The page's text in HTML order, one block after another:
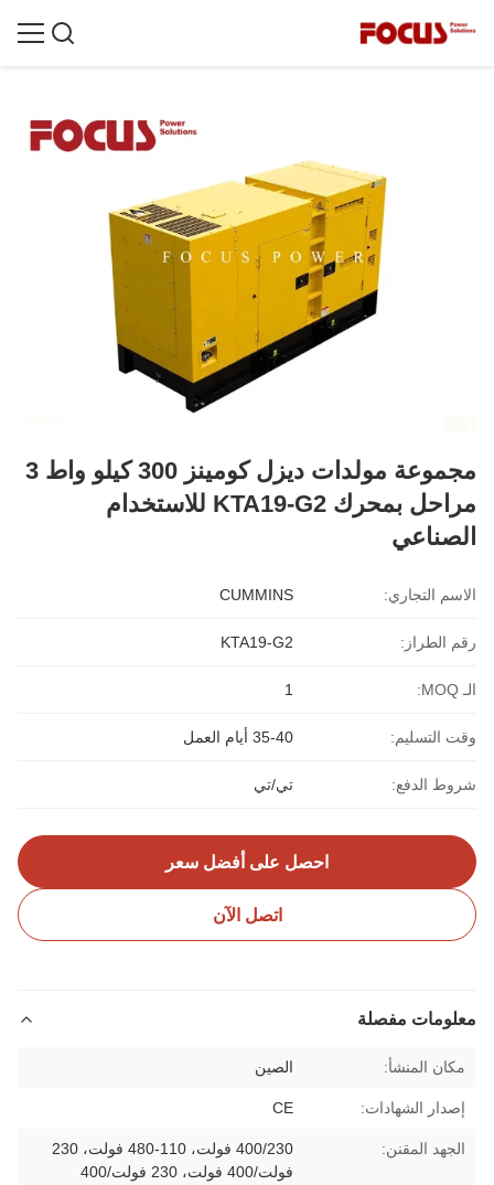
مجموعة مولدات ديزل كومينز 300 كيلو واط 3
مراحل بمحرك KTA19-G2 للاستخدام
الصناعي
الاسم التجاري: CUMMINS
رقم الطراز: KTA19-G2
الـ MOQ: 1
وقت التسليم: 35-40 أيام العمل
شروط الدفع: تي/تي
احصل على أفضل سعر
اتصل الآن
معلومات مفصلة
مكان المنشأ: الصين
إصدار الشهادات: CE
الجهد المقنن:
400/230 فولت، 110-480 فولت، 230
فولت/400 فولت، 230 فولت/400